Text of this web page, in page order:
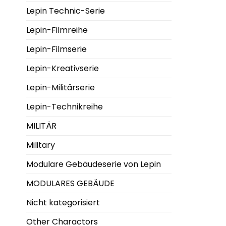
Lepin Technic-Serie
Lepin-Filmreihe
Lepin-Filmserie
Lepin-Kreativserie
Lepin-Militärserie
Lepin-Technikreihe
MILITÄR
Military
Modulare Gebäudeserie von Lepin
MODULARES GEBÄUDE
Nicht kategorisiert
Other Charactors